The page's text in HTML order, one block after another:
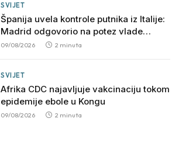
SVIJET
Španija uvela kontrole putnika iz Italije:
Madrid odgovorio na potez vlade
Đorđe Meloni
09/08/2026 2 minuta
SVIJET
Afrika CDC najavljuje vakcinaciju tokom
epidemije ebole u Kongu
09/08/2026 2 minuta